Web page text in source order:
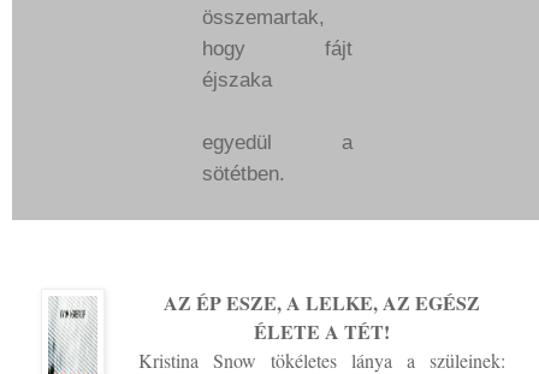
összemartak,
hogy fájt
éjszaka
egyedül a
sötétben.
AZ ÉP ESZE, A LELKE, AZ EGÉSZ
ÉLETE A TÉT!
Kristina Snow tökéletes lánya a szüleinek: